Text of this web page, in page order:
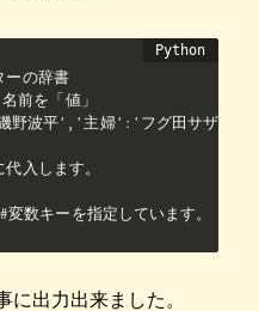
ーの辞書
前を「値」
野波平','主婦':'フグ田サザ
入します。
キーを指定しています。
に出力出来ました。